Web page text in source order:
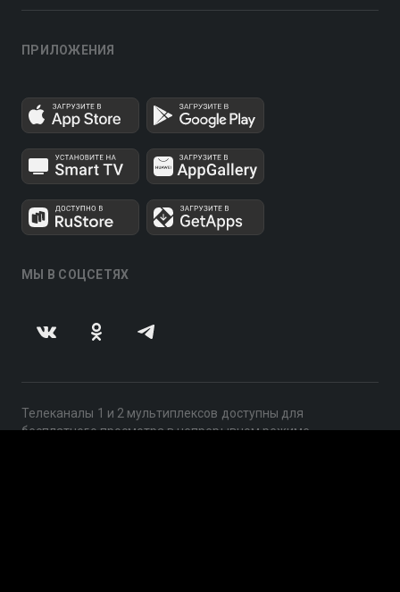
ПРИЛОЖЕНИЯ
МЫ В СОЦСЕТЯХ
Телеканалы 1 и 2 мультиплексов доступны для
бесплатного просмотра в непрерывном режиме,